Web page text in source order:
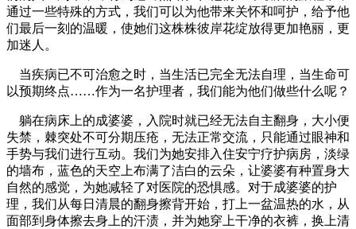
通过一些特殊的方式，我们可以为他带来关怀和呵护，给予他
们最后一刻的温暖，使她们这株株彼岸花绽放得更加艳丽，更
加迷人。
当疾病已不可治愈之时，当生活已完全无法自理，当生命可
以预期终点……作为一名护理者，我们能为他们做些什么呢？
躺在病床上的成婆婆，入院时就已经无法自主翻身，大小便
失禁，棘突处不可分期压疮，无法正常交流，只能通过眼神和
手势与我们进行互动。我们为她安排入住安宁疗护病房，淡绿
的墙布，蓝色的天空上布满了洁白的云朵，让婆婆有种置身大
自然的感觉，为她减轻了对医院的恐惧感。对于成婆婆的护
理，我们从每日清晨的翻身擦背开始，打上一盆温热的水，从
面部到身体擦去身上的汗渍，并为她穿上干净的衣裤，换上清